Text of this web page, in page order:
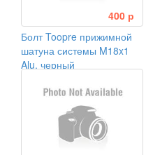
400 р
Болт Toopre прижимной
шатуна системы M18x1
Alu, черный